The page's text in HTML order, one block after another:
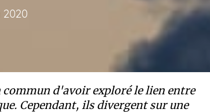
d'avoir exploré le lien entre
Cependant, ils divergent sur une
2020